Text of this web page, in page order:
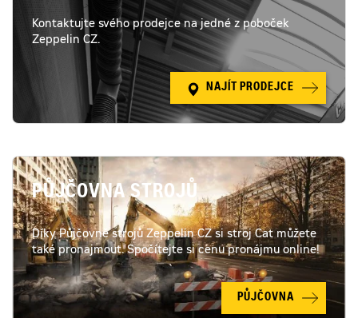
Kontaktujte svého prodejce na jedné z poboček
Zeppelin CZ.
NAJÍT PRODEJCE
PŮJČOVNA STROJŮ
Díky Půjčovně strojů Zeppelin CZ si stroj Cat můžete
také pronajmout. Spočítejte si cenu pronájmu online!
PŮJČOVNA